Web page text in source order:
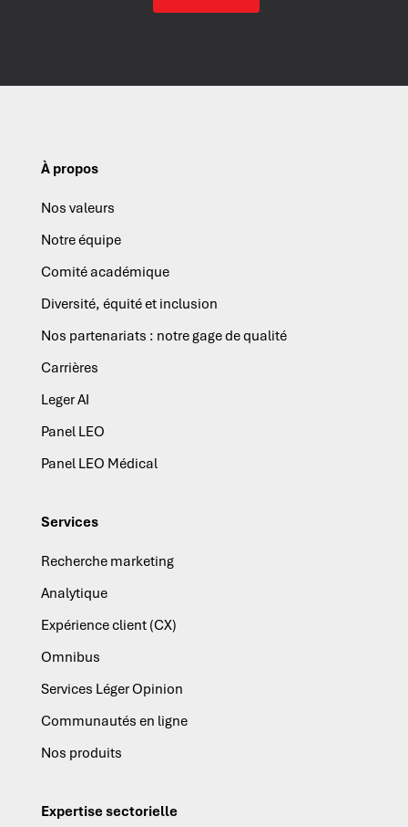
À propos
Nos valeurs
Notre équipe
Comité académique
Diversité, équité et inclusion
Nos partenariats : notre gage de qualité
Carrières
Leger AI
Panel LEO
Panel LEO Médical
Services
Recherche marketing
Analytique
Expérience client (CX)
Omnibus
Services Léger Opinion
Communautés en ligne
Nos produits
Expertise sectorielle